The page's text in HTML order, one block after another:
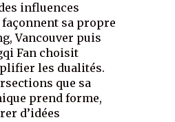
influences
sa propre
Vancouver puis
Fan choisit
les dualités.
que sa
prend forme,
d’idées